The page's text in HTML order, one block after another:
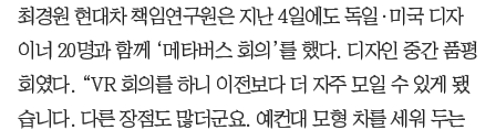
최경원 현대차 책임연구원은 지난 4일에도 독일·미국 디자
이너 20명과 함께 ‘메타버스 회의’를 했다. 디자인 중간 품평
회였다. “VR 회의를 하니 이전보다 더 자주 모일 수 있게 됐
습니다. 다른 장점도 많더군요. 예컨대 모형 차를 세워 두는